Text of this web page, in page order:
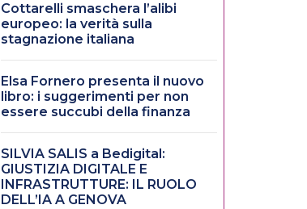
Cottarelli smaschera l’alibi
europeo: la verità sulla
stagnazione italiana
Elsa Fornero presenta il nuovo
libro: i suggerimenti per non
essere succubi della finanza
SILVIA SALIS a Bedigital:
GIUSTIZIA DIGITALE E
INFRASTRUTTURE: IL RUOLO
DELL’IA A GENOVA